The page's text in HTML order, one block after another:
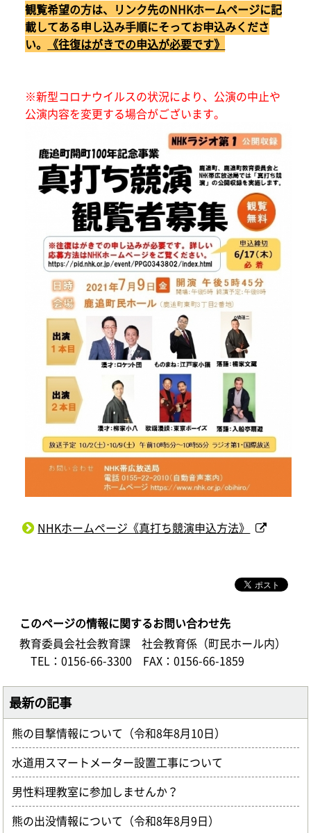
観覧希望の方は、リンク先のNHKホームページに記
載してある申し込み手順にそってお申込みくださ
い。
《往復はがきでの申込が必要です》
※新型コロナウイルスの状況により、公演の中止や
公演内容を変更する場合がございます。
NHKホームページ《真打ち競演申込方法》
このページの情報に関するお問い合わせ先
教育委員会社会教育課 社会教育係（町民ホール内）
TEL：0156-66-3300
FAX：0156-66-1859
最新の記事
熊の目撃情報について（令和8年8月10日）
水道用スマートメーター設置工事について
男性料理教室に参加しませんか？
熊の出没情報について（令和8年8月9日）